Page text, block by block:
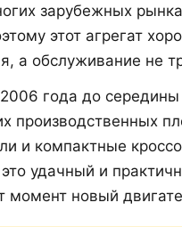
зарубежных
этот агрегат
а обслуживание не
года до
и компактные
удачный и
момент новый